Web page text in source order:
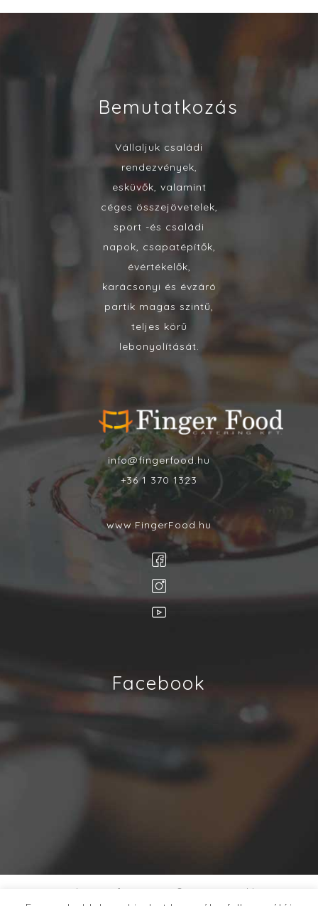
Bemutatkozás
Vállaljuk családi
rendezvények,
esküvők, valamint
céges összejövetelek,
sport -és családi
napok, csapatépítők,
évértékelők,
karácsonyi és évzáró
partik magas szintű,
teljes körű
lebonyolítását.
info@fingerfood.hu
+36 1 370 1323
www.FingerFood.hu
Facebook
Minden jog fenntartva © FingerFood.hu